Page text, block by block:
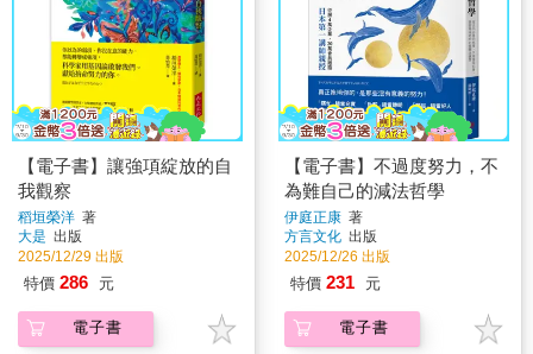
【電子書】讓強項綻放的自
我觀察
稻垣榮洋 著
大是 出版
2025/12/29 出版
特價 286 元
電子書
【電子書】不過度努力，不
為難自己的減法哲學
伊庭正康 著
方言文化 出版
2025/12/26 出版
特價 231 元
電子書